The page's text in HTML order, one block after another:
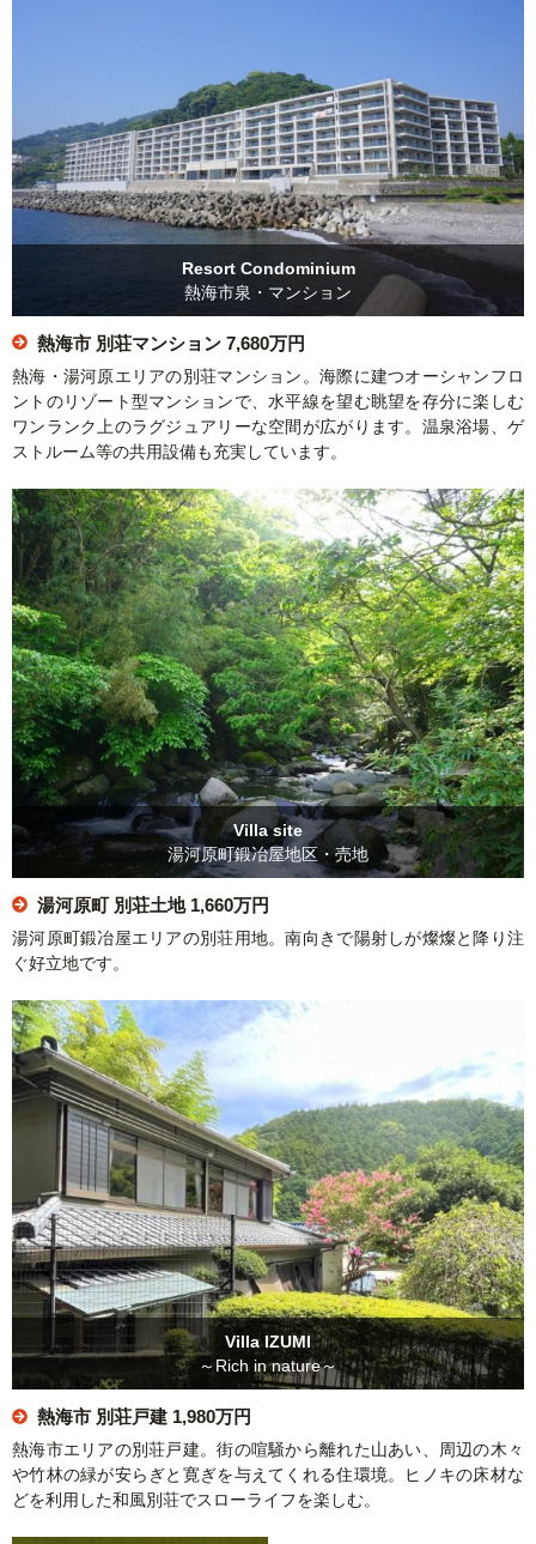
Resort Condominium
熱海市泉・マンション
熱海市 別荘マンション 7,680万円
熱海・湯河原エリアの別荘マンション。海際に建つオーシャンフロ
ントのリゾート型マンションで、水平線を望む眺望を存分に楽しむ
ワンランク上のラグジュアリーな空間が広がります。温泉浴場、ゲ
ストルーム等の共用設備も充実しています。
Villa site
湯河原町鍛冶屋地区・売地
湯河原町 別荘土地 1,660万円
湯河原町鍛冶屋エリアの別荘用地。南向きで陽射しが燦燦と降り注
ぐ好立地です。
Villa IZUMI
～Rich in nature～
熱海市 別荘戸建 1,980万円
熱海市エリアの別荘戸建。街の喧騒から離れた山あい、周辺の木々
や竹林の緑が安らぎと寛ぎを与えてくれる住環境。ヒノキの床材な
どを利用した和風別荘でスローライフを楽しむ。